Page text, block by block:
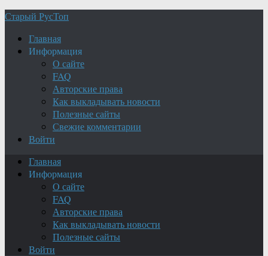
Старый РусТоп
Главная
Информация
О сайте
FAQ
Авторские права
Как выкладывать новости
Полезные сайты
Свежие комментарии
Войти
Главная
Информация
О сайте
FAQ
Авторские права
Как выкладывать новости
Полезные сайты
Войти